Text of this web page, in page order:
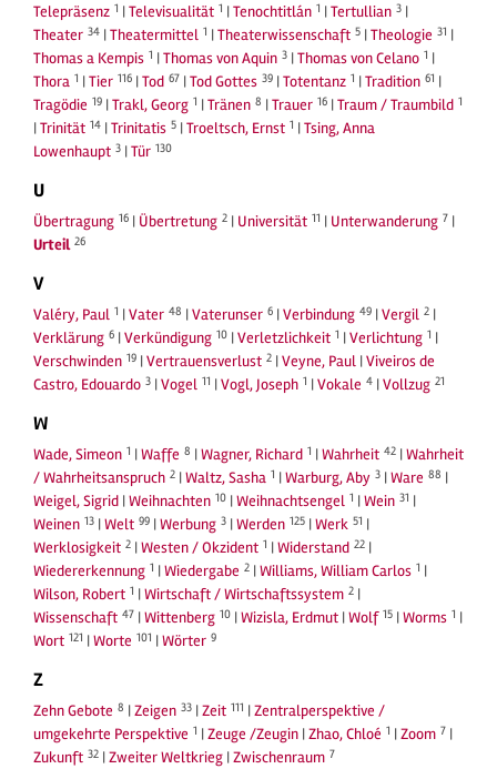
Telepräsenz 1 |Televisualität 1 |Tenochtitlán 1 |Tertullian 3 |
Theater 34 |Theatermittel 1 |Theaterwissenschaft 5 |Theologie 31 |
Thomas a Kempis 1 |Thomas von Aquin 3 |Thomas von Celano 1 |
Thora 1 |Tier 116 |Tod 67 |Tod Gottes 39 |Totentanz 1 |Tradition 61 |
Tragödie 19 |Trakl, Georg 1 |Tränen 8 |Trauer 16 |Traum / Traumbild 1
|Trinität 14 |Trinitatis 5 |Troeltsch, Ernst 1 |Tsing, Anna
Lowenhaupt 3 |Tür 130
U
Übertragung 16 | Übertretung 2 | Universität 11 | Unterwanderung 7 |
Urteil 26
V
Valéry, Paul 1 |Vater 48 |Vaterunser 6 |Verbindung 49 |Vergil 2 |
Verklärung 6 |Verkündigung 10 |Verletzlichkeit 1 |Verlichtung 1 |
Verschwinden 19 |Vertrauensverlust 2 |Veyne, Paul |Viveiros de
Castro, Edouardo 3 |Vogel 11 |Vogl, Joseph 1 |Vokale 4 |Vollzug 21
W
Wade, Simeon 1 |Waffe 8 |Wagner, Richard 1 |Wahrheit 42 |Wahrheit
/ Wahrheitsanspruch 2 |Waltz, Sasha 1 |Warburg, Aby 3 |Ware 88 |
Weigel, Sigrid |Weihnachten 10 |Weihnachtsengel 1 |Wein 31 |
Weinen 13 |Welt 99 |Werbung 3 |Werden 125 |Werk 51 |
Werklosigkeit 2 |Westen / Okzident 1 |Widerstand 22 |
Wiedererkennung 1 |Wiedergabe 2 |Williams, William Carlos 1 |
Wilson, Robert 1 |Wirtschaft / Wirtschaftssystem 2 |
Wissenschaft 47 |Wittenberg 10 |Wizisla, Erdmut |Wolf 15 |Worms 1 |
Wort 121 |Worte 101 |Wörter 9
Z
Zehn Gebote 8 |Zeigen 33 |Zeit 111 |Zentralperspektive /
umgekehrte Perspektive 1 |Zeuge /Zeugin |Zhao, Chloé 1 |Zoom 7 |
Zukunft 32 |Zweiter Weltkrieg |Zwischenraum 7